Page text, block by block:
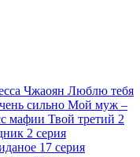
Люблю тебя
Мой муж –
Твой третий 2
2 серия
17 серия